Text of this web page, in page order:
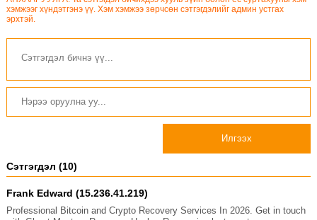
хэмжээг хүндэтгэнэ үү. Хэм хэмжээ зөрчсөн сэтгэгдэлийг админ устгах
эрхтэй.
Илгээх
Сэтгэгдэл (10)
Frank Edward (15.236.41.219)
Professional Bitcoin and Crypto Recovery Services In 2026. Get in touch